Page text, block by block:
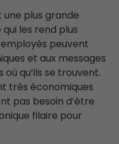
plus grande
les rend plus
peuvent
et aux messages
qu’ils se trouvent.
très économiques
pas besoin d’être
filaire pour